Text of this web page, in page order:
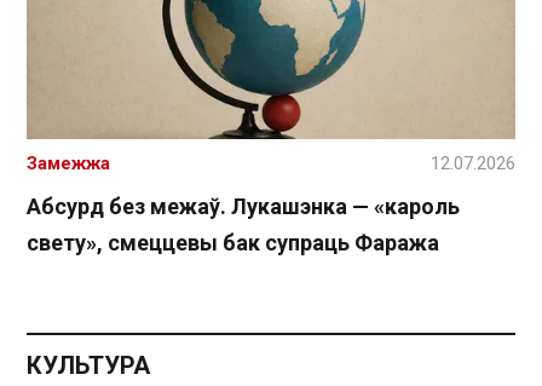
Абсурд без межаў. Лукашэнка — «кароль
свету», смеццевы бак супраць Фаража
Замежжа 12.07.2026
КУЛЬТУРА